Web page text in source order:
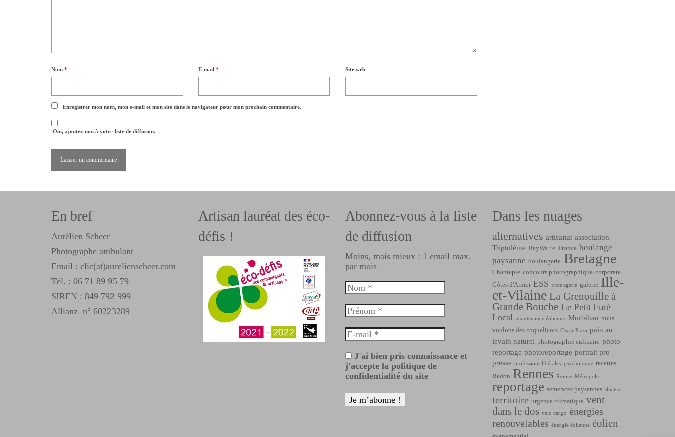
Nom * E-mail * Site web
Enregistrer mon nom, mon e-mail et mon site dans le navigateur pour mon prochain commentaire.
Oui, ajoutez-moi à votre liste de diffusion.
En bref
Aurélien Scheer
Photographe ambulant
Email : clic(at)aurelienscheer.com
Tél. : 06 71 89 95 79
SIREN : 849 792 999
Allianz n° 60223289
Artisan lauréat des éco-
défis !
Abonnez-vous à la liste
de diffusion
Moins, mais mieux : 1 email max.
par mois
J'ai bien pris connaissance et
j'accepte la politique de
confidentialité du site
Dans les nuages
alternatives artisanat association
Triptolème BayWa r.e. France boulange
paysanne boulangerie Bretagne
Chantepie concours photographique corporate
Côtes d'Armor ESS fromagerie galerie Ille-
et-Vilaine La Grenouille à
Grande Bouche Le Petit Futé
Local maintenance éolienne Morbihan nous
voulons des coquelicots Oscar Pizza pain au
levain naturel photographie culinaire photo
reportage photoreportage portrait pro
presse professions libérales psychologue recettes
Redon Rennes Rennes Métropole
reportage semences paysannes shiatsu
territoire urgence climatique vent
dans le dos vélo cargo
énergies
renouvelables énergie éolienne éolien